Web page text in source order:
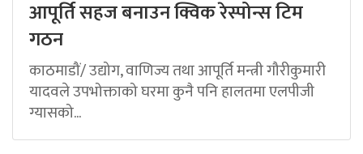
आपूर्ति सहज बनाउन क्विक रेस्पोन्स टिम
गठन
काठमाडौं/ उद्योग, वाणिज्य तथा आपूर्ति मन्त्री गौरीकुमारी
यादवले उपभोक्ताको घरमा कुनै पनि हालतमा एलपीजी
ग्यासको...